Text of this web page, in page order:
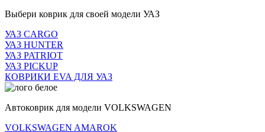
Выбери коврик для своей модели УАЗ
УАЗ CARGO
УАЗ HUNTER
УАЗ PATRIOT
УАЗ PICKUP
КОВРИКИ EVA ДЛЯ УАЗ
Автоковрик для модели VOLKSWAGEN
VOLKSWAGEN AMAROK